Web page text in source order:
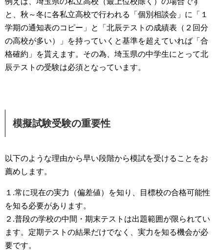
と、秋～冬に各私立高校で行われる「個別相談会」に「１
学期の通知表のコピー」と「北辰テストの成績表（２回分
の高校が多い）」を持っていくと基準を超えていれば「合
格確約」を貰えます。その為、埼玉県の中学生にとって北
辰テストの受験は必須となっています。
模擬試験受験の重要性
以下のような理由から早い段階から模試を受けることをお
薦めします。
１.常に現在の実力（偏差値）を知り、目標校の合格可能性
を知る必要があります。
２.普段の学校の中間・期末テストは出題範囲が限られてい
ます。定期テストの結果だけでなく、実力を知る機会が必
要です。